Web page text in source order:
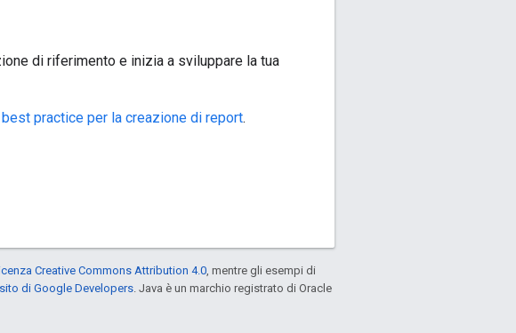
di riferimento e inizia a sviluppare la tua
practice per la creazione di report.
Creative Commons Attribution 4.0 , mentre gli esempi di
di Google Developers . Java è un marchio registrato di Oracle